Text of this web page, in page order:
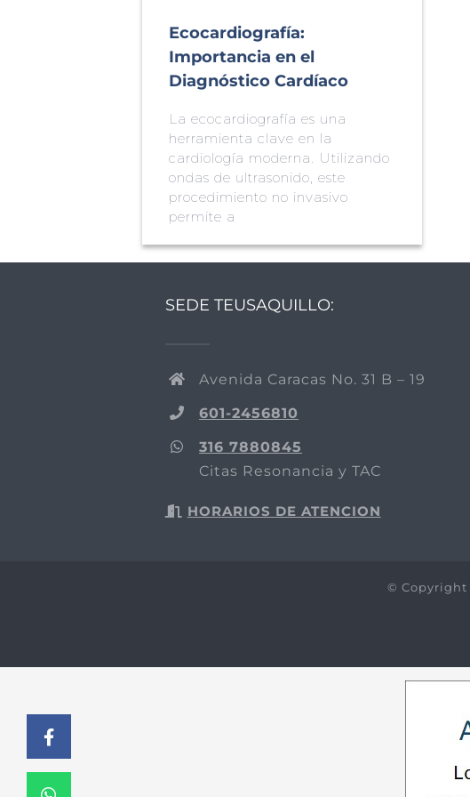
Ecocardiografía:
Importancia en el
Diagnóstico Cardíaco
La ecocardiografía es una
herramienta clave en la
cardiología moderna. Utilizando
ondas de ultrasonido, este
procedimiento no invasivo
permite a
SEDE TEUSAQUILLO:
Avenida Caracas No. 31 B – 19
601-2456810
316 7880845
Citas Resonancia y TAC
HORARIOS DE ATENCION
© Copyright